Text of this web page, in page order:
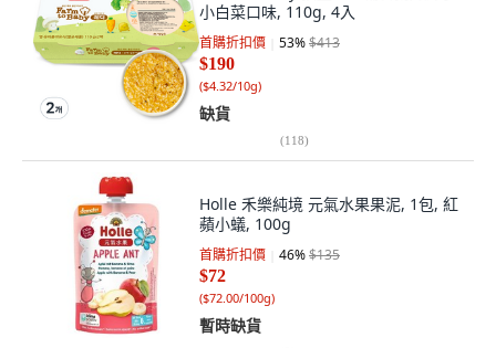
小白菜口味, 110g, 4入
首購折扣價 53%$413
$190
($4.32/10g)
缺貨
(118)
Holle 禾樂純境 元氣水果果泥, 1包, 紅
蘋小蟻, 100g
首購折扣價 46%$135
$72
($72.00/100g)
暫時缺貨